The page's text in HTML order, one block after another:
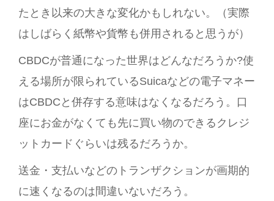
たとき以来の大きな変化かもしれない。（実際
はしばらく紙幣や貨幣も併用されると思うが）
CBDCが普通になった世界はどんなだろうか?使
える場所が限られているSuicaなどの電子マネー
はCBDCと併存する意味はなくなるだろう。口
座にお金がなくても先に買い物のできるクレジ
ットカードぐらいは残るだろうか。
送金・支払いなどのトランザクションが画期的
に速くなるのは間違いないだろう。